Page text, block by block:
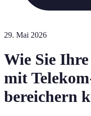
29. Mai 2026
Wie Sie
mit
bereichern